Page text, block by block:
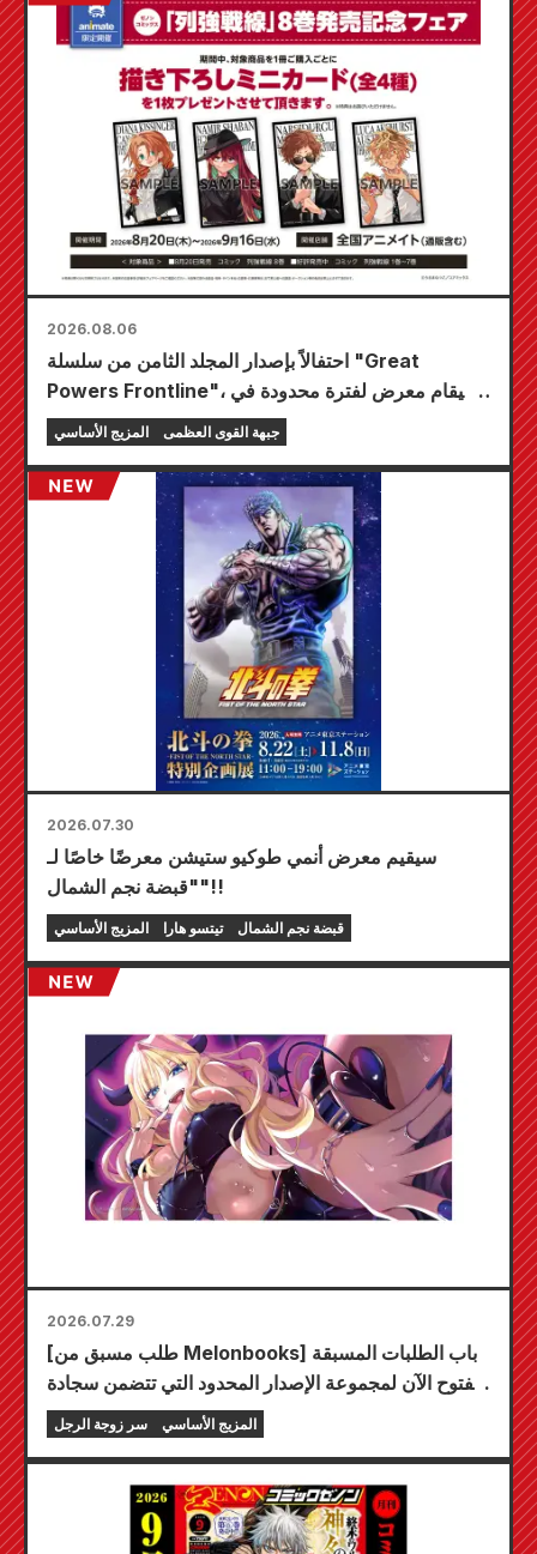
2026.08.06
احتفالاً بإصدار المجلد الثامن من سلسلة "Great
Powers Frontline"، سيقام معرض لفترة محدودة في
متاجر Animate في جميع أنحاء البلاد ابتداءً من 20
أغسطس، حيث يمكنك الحصول على بطاقة صغيرة
مرسومة خصيصًا (4 أنواع إجمالاً)!
المزيج الأساسي جبهة القوى العظمى
2026.07.30
سيقيم معرض أنمي طوكيو ستيشن معرضًا خاصًا لـ
"قبضة نجم الشمال"!!
المزيج الأساسي تيتسو هارا قبضة نجم الشمال
2026.07.29
[طلب مسبق من Melonbooks] باب الطلبات المسبقة
مفتوح الآن لمجموعة الإصدار المحدود التي تتضمن سجادة
لعب مميزة تحمل رسمًا رائعًا لشخصية فويوكي توجو
بريشة الفنان كودو! من المقرر إصدار المجلد السادس من
سر زوجة الرجل المزيج الأساسي